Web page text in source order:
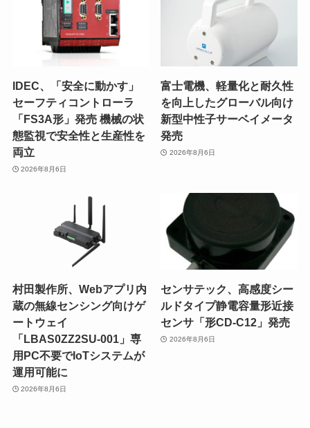
IDEC、「安全に動かす」
セーフティコントローラ
「FS3A形」発売 機械の状
態監視で安全性と生産性を
両立
2026年8月6日
富士電機、軽量化と耐久性
を向上したグローバル向け
新型中性子サーベイメータ
発売
2026年8月6日
村田製作所、Webアプリ内
蔵の無線センシング向けゲ
ートウェイ
「LBAS0ZZ2SU-001」専
用PC不要でIoTシステムが
運用可能に
2026年8月6日
センサテック、高感度シー
ルドタイプ静電容量形近接
センサ「形CD-C12」発売
2026年8月6日